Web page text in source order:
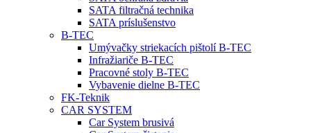
SATA filtračná technika
SATA príslušenstvo
B-TEC
Umývačky striekacích pištolí B-TEC
Infražiariče B-TEC
Pracovné stoly B-TEC
Vybavenie dielne B-TEC
FK-Teknik
CAR SYSTEM
Car System brusivá